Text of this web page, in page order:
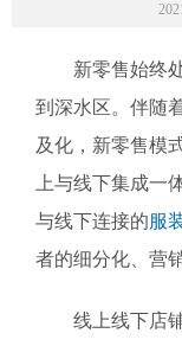
新零售始终
到深水区。伴随
及化，新零售模
上与线下集成一
与线下连接的服
者的细分化、营
线上线下店